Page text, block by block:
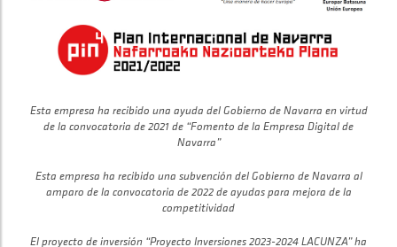
Esta empresa ha recibido una ayuda del Gobierno de Navarra en virtud
de la convocatoria de 2021 de “Fomento de la Empresa Digital de
Navarra”
Esta empresa ha recibido una subvención del Gobierno de Navarra al
amparo de la convocatoria de 2022 de ayudas para mejora de la
competitividad
El proyecto de inversión “Proyecto Inversiones 2023-2024 LACUNZA” ha